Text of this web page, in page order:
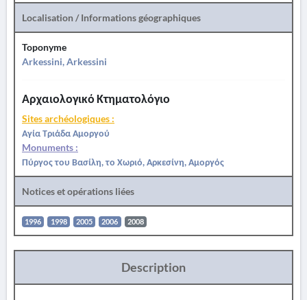
Localisation / Informations géographiques
Toponyme
Arkessini, Arkessini
Αρχαιολογικό Κτηματολόγιο
Sites archéologiques :
Αγία Τριάδα Αμοργού
Monuments :
Πύργος του Βασίλη, το Χωριό, Αρκεσίνη, Αμοργός
Notices et opérations liées
1996 1998 2005 2006 2008
Description